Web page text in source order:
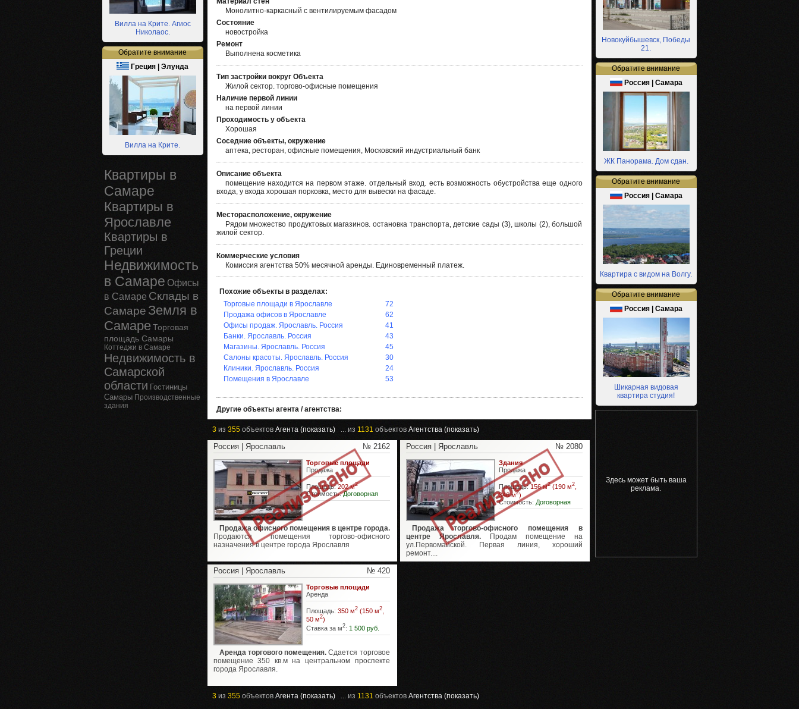
Вилла на Крите. Агиос
Николаос.
Обратите внимание
Греция | Элунда
Вилла на Крите.
Квартиры в
Самаре
Квартиры в
Ярославле
Квартиры в
Греции
Недвижимость
в Самаре Офисы
в Самаре Склады в
Самаре Земля в
Самаре Торговая
площадь Самары
Коттеджи в Самаре
Недвижимость в
Самарской
области Гостиницы
Самары Производственные
здания
Монолитно-каркасный с вентилируемым фасадом
Состояние
новостройка
Ремонт
Выполнена косметика
Тип застройки вокруг Объекта
Жилой сектор. торгово-офисные помещения
Наличие первой линии
на первой линии
Проходимость у объекта
Хорошая
Соседние объекты, окружение
аптека, ресторан, офисные помещения, Московский индустриальный банк
Описание объекта
помещение находится на первом этаже. отдельный вход. есть возможность обустройства еще одного
входа, у входа хорошая порковка, место для вывески на фасаде.
Месторасположение, окружение
Рядом множество продуктовых магазинов. остановка транспорта, детские сады (3), школы (2), большой
жилой сектор.
Коммерческие условия
Комиссия агентства 50% месячной аренды. Единовременный платеж.
Похожие объекты в разделах:
72
Торговые площади в Ярославле
62
Продажа офисов в Ярославле
41
Офисы продаж. Ярославль. Россия
43
Банки. Ярославль. Россия
45
Магазины. Ярославль. Россия
30
Салоны красоты. Ярославль. Россия
24
Клиники. Ярославль. Россия
53
Помещения в Ярославле
Другие объекты агента / агентства:
3из 355объектов Агента (показать)... из 1131 объектов Агентства (показать)
Россия | Ярославль № 2162
Торговые площади
Продажа
Площадь:202 м2
Стоимость: Договорная
Продажа офисного помещения в центре города.
Продаются помещения торгово-офисного
назначения в центре города Ярославля
Россия | Ярославль № 2080
Здания
Продажа
Площадь:156 м2(190 м2,
346 м2)
Стоимость: Договорная
Продажа торгово-офисного помещения в
центре Ярославля.Продам помещение на
ул.Первомайской. Первая линия, хороший
ремонт....
Россия | Ярославль № 420
Торговые площади
Аренда
Площадь: 350 м2(150 м2,
50 м2)
Ставка за м2: 1 500 руб.
Аренда торгового помещения. Сдается торговое
помещение 350 кв.м на центральном проспекте
города Ярославля.
3из 355объектов Агента (показать)... из 1131 объектов Агентства (показать)
Новокуйбышевск, Победы
21.
Обратите внимание
Россия | Самара
ЖК Панорама. Дом сдан.
Обратите внимание
Россия | Самара
Квартира с видом на Волгу.
Обратите внимание
Россия | Самара
Шикарная видовая
квартира студия!
Здесь может быть ваша
реклама.